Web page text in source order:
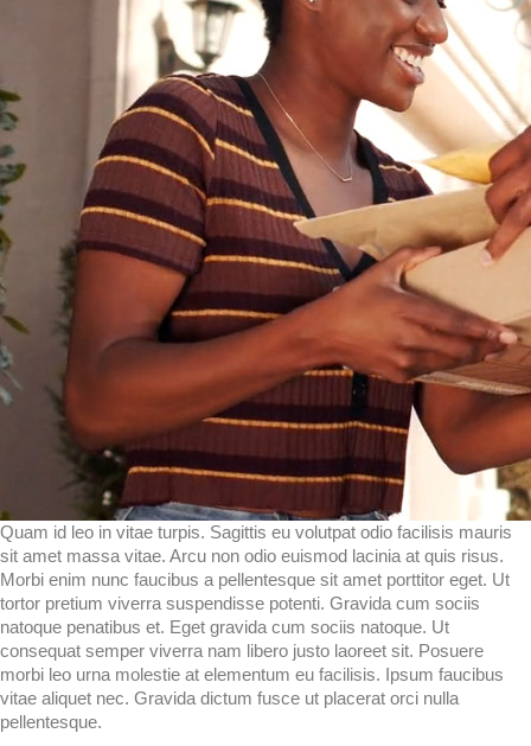
Quam id leo in vitae turpis. Sagittis eu volutpat odio facilisis mauris
sit amet massa vitae. Arcu non odio euismod lacinia at quis risus.
Morbi enim nunc faucibus a pellentesque sit amet porttitor eget. Ut
tortor pretium viverra suspendisse potenti. Gravida cum sociis
natoque penatibus et. Eget gravida cum sociis natoque. Ut
consequat semper viverra nam libero justo laoreet sit. Posuere
morbi leo urna molestie at elementum eu facilisis. Ipsum faucibus
vitae aliquet nec. Gravida dictum fusce ut placerat orci nulla
pellentesque.